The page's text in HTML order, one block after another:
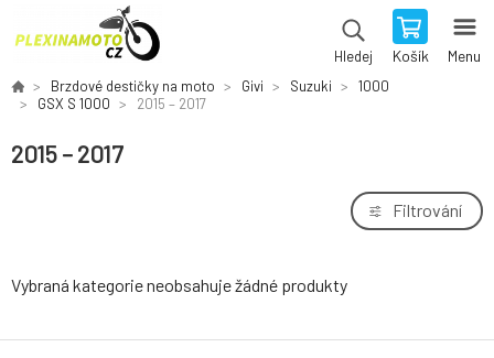
Hledej Košík Menu
Brzdové destičky na moto Givi Suzuki
1000
GSX S 1000
2015 – 2017
2015 – 2017
Filtrování
Vybraná kategorie neobsahuje žádné produkty